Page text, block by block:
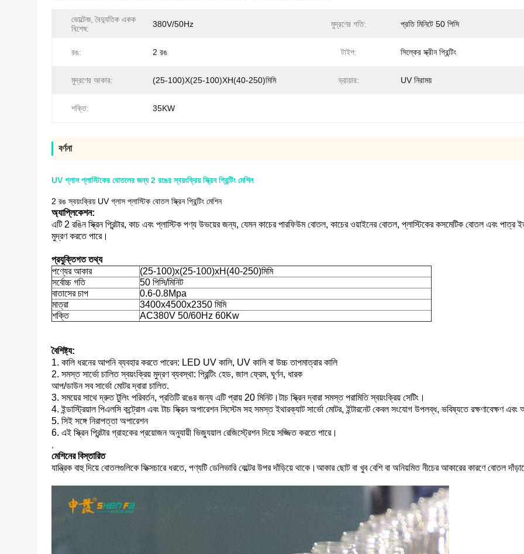
ভোল্টেজ, বৈদ্যুতিক একক
বিশেষ:
380V/50Hz মুদ্রণের গতি: প্রতি মিনিটে 50 পিসি
রঙ: 2 রঙ টাইপ: সিল্কের স্ক্রীন প্রিন্টিং
মুদ্রণের আকার: (25-100)X(25-100)XH(40-250)মিমি ড্রায়ার: UV নিরাময়
শক্তি: 35KW
বর্ণনা
UV গ্লাস প্লাস্টিকের বোতলের জন্য 2 রঙের স্বয়ংক্রিয় স্ক্রিন প্রিন্টিং মেশিন
2 রঙ স্বয়ংক্রিয় UV গ্লাস প্লাস্টিক বোতল স্ক্রিন প্রিন্টিং মেশিন
অ্যাপ্লিকেশন:
এটি 2 রঙিন স্ক্রিন প্রিন্টার, কাচ এবং প্লাস্টিক পণ্য উভয়ের জন্য, যেমন কাচের পারফিউম বোতল, কাচের ওয়াইনের বোতল, প্লাস্টিকের কসমেটিক বোতল এবং পাত্র
মুদ্রণ করতে পারে।
প্রযুক্তিগত তথ্য
পণ্যের আকার
(25-100)x(25-100)xH(40-250)মিমি
সর্বোচ্চ গতি
50 পিসি/মিনিট
বাতাসের চাপ
0.6-0.8Mpa
মাত্রা
3400x4500x2350 মিমি
শক্তি
AC380V 50/60Hz 60Kw
বৈশিষ্ট্য:
1. কালি ধরনের আপনি ব্যবহার করতে পারেন: LED UV কালি, UV কালি বা উচ্চ তাপমাত্রার কালি
2. সমস্ত সার্ভো চালিত স্বয়ংক্রিয় মুদ্রণ ব্যবস্থা: প্রিন্টিং হেড, জাল ফ্রেম, ঘূর্ণন, ধারক
আপ/ডাউন সব সার্ভো মোটর দ্বারা চালিত.
3. সময়ের সাথে দ্রুত টুলিং পরিবর্তন, প্রতিটি রঙের জন্য এটি প্রায় 20 মিনিট।টাচ স্ক্রিন দ্বারা সমস্ত পরামিতি স্বয়ংক্রিয় সেটিং।
4. ইন্ডাস্ট্রিয়াল পিএলসি কন্ট্রোল এবং টাচ স্ক্রিন অপারেশন সিস্টেম সহ সমস্ত ইথারক্যাট সার্ভো মোটর, ইন্টারনেট কেবল সংযোগ উপলব্ধ, ভবিষ্যতে রক্ষণাবেক্ষণ
5. সিই সঙ্গে নিরাপত্তা অপারেশন
6. এই স্ক্রিন প্রিন্টার গ্রাহকের প্রয়োজন অনুযায়ী ভিজ্যুয়াল রেজিস্ট্রেশন দিয়ে সজ্জিত করতে পারে।
মেশিনের বিস্তারিত
যান্ত্রিক বাহু দিয়ে বোতলগুলিকে ফিক্সচারে ধরতে, পণ্যটি ডেলিভারি বেল্টের উপর দাঁড়িয়ে থাকে।আকার ছোট বা খুব বেশি বা অনিয়মিত নীচের আকারের কারণে বোতল